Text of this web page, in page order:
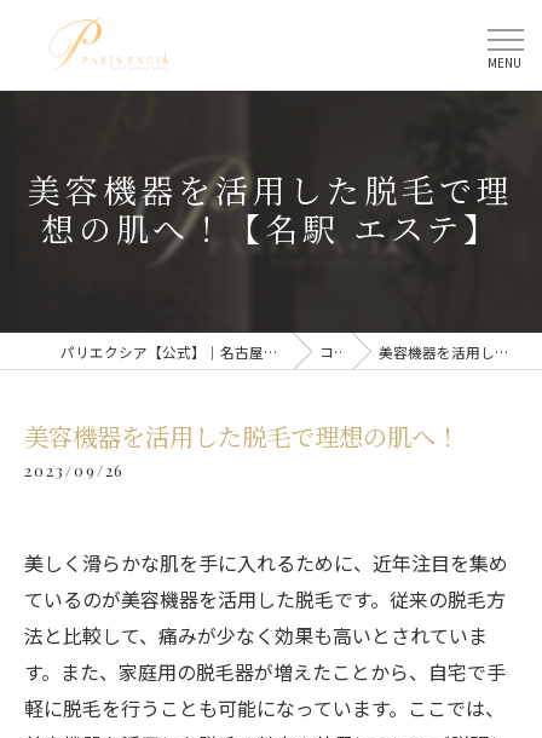
美容機器を活用した脱毛で理
想の肌へ！【名駅 エステ】
パリエクシア【公式】｜名古屋駅のトータルビューティーサロン コラム 美容機器を活用した脱毛で理想の肌へ！
美容機器を活用した脱毛で理想の肌へ！
2023/09/26
美しく滑らかな肌を手に入れるために、近年注目を集め
ているのが美容機器を活用した脱毛です。従来の脱毛方
法と比較して、痛みが少なく効果も高いとされていま
す。また、家庭用の脱毛器が増えたことから、自宅で手
軽に脱毛を行うことも可能になっています。ここでは、